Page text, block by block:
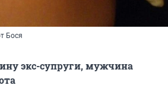
Бося
экс-супруги, мужчина